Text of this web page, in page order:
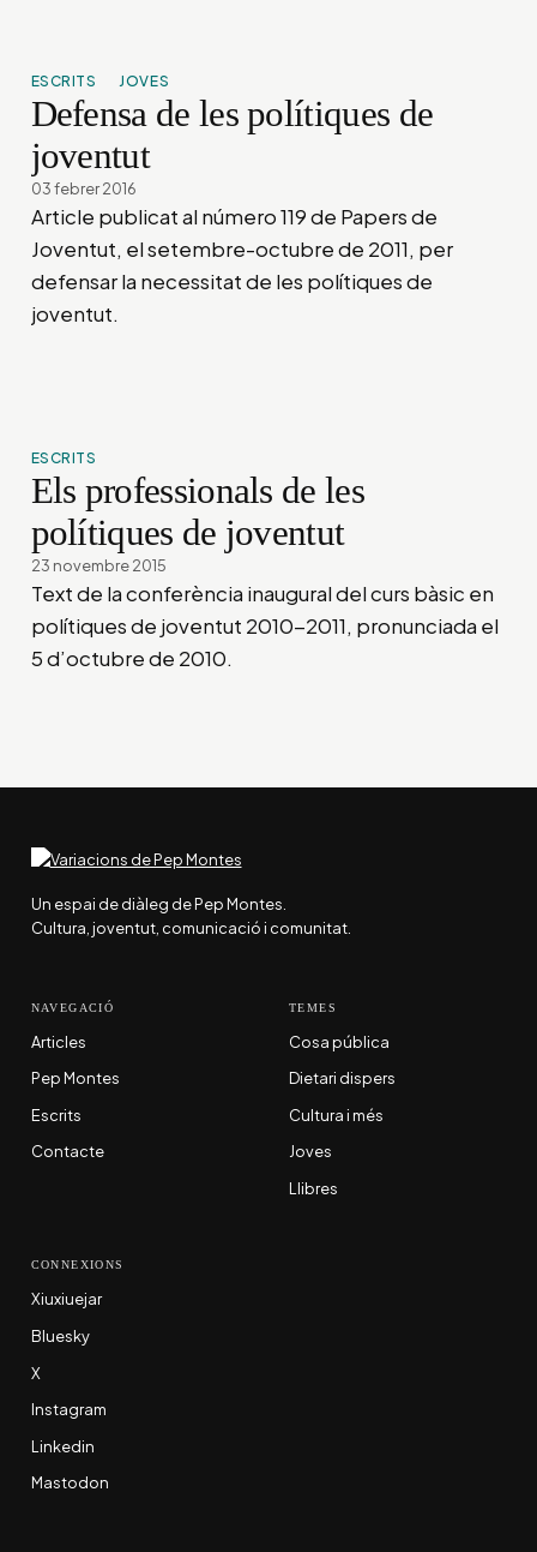
ESCRITS JOVES
Defensa de les polítiques de
joventut
03 febrer 2016
Article publicat al número 119 de Papers de
Joventut, el setembre-octubre de 2011, per
defensar la necessitat de les polítiques de
joventut.
ESCRITS
Els professionals de les
polítiques de joventut
23 novembre 2015
Text de la conferència inaugural del curs bàsic en
polítiques de joventut 2010-2011, pronunciada el
5 d’octubre de 2010.
Un espai de diàleg de Pep Montes.
Cultura, joventut, comunicació i comunitat.
NAVEGACIÓ
Articles
Pep Montes
Escrits
Contacte
TEMES
Cosa pública
Dietari dispers
Cultura i més
Joves
Llibres
CONNEXIONS
Xiuxiuejar
Bluesky
X
Instagram
Linkedin
Mastodon